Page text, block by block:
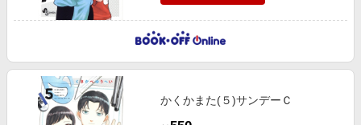
かくかまた(５)サンデーＣ